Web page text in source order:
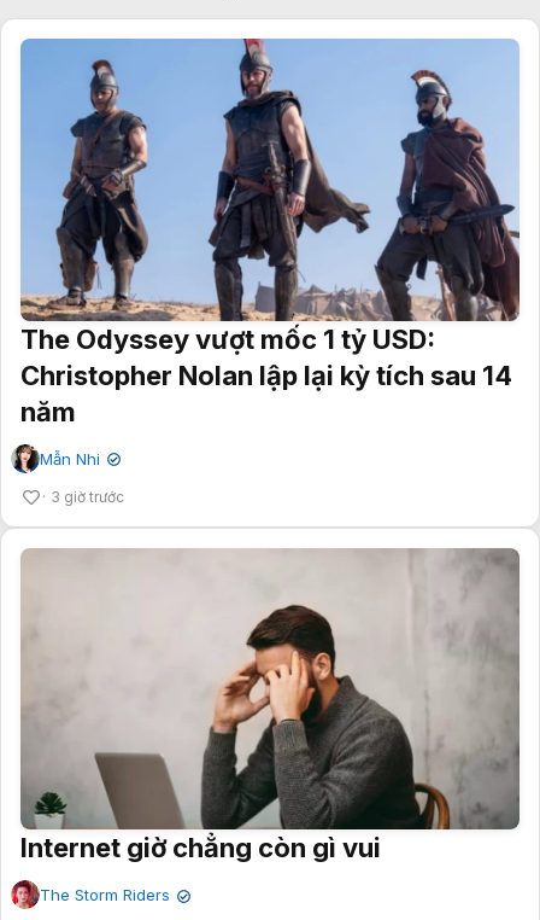
The Odyssey vượt mốc 1 tỷ USD:
Christopher Nolan lập lại kỳ tích sau 14
năm
Mẫn Nhi ✔
3 giờ trước
Internet giờ chẳng còn gì vui
The Storm Riders ✔